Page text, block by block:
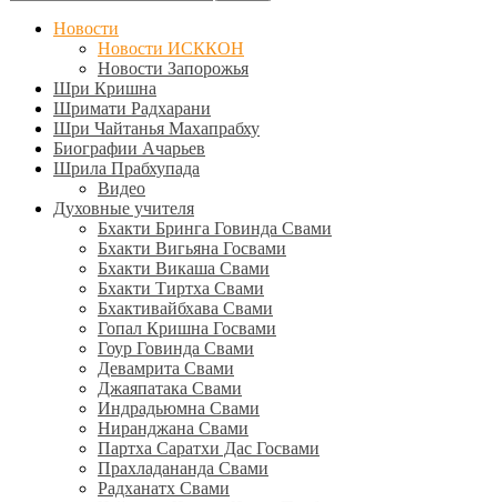
Новости
Новости ИСККОН
Новости Запорожья
Шри Кришна
Шримати Радхарани
Шри Чайтанья Махапрабху
Биографии Ачарьев
Шрила Прабхупада
Видео
Духовные учителя
Бхакти Бринга Говинда Свами
Бхакти Вигьяна Госвами
Бхакти Викаша Свами
Бхакти Тиртха Свами
Бхактивайбхава Свами
Гопал Кришна Госвами
Гоур Говинда Свами
Девамрита Свами
Джаяпатака Свами
Индрадьюмна Свами
Ниранджана Свами
Партха Саратхи Дас Госвами
Прахладананда Свами
Радханатх Свами